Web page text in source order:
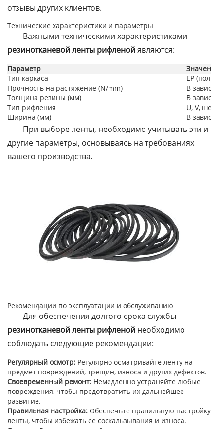
отзывы других клиентов.
Технические характеристики и параметры
Важными техническими характеристиками
резинотканевой ленты рифленойявляются:
Параметр
Тип каркаса
EP
Прочность на растяжение (N/mm)
В
Толщина резины (мм)
В
Тип рифления
U, V,
Ширина (мм)
В
При выборе ленты, необходимо учитывать эти и
другие параметры, основываясь на требованиях
вашего производства.
Рекомендации по эксплуатации и обслуживанию
Для обеспечения долгого срока службы
резинотканевой ленты рифленой необходимо
соблюдать следующие рекомендации:
Регулярный осмотр: Регулярно осматривайте ленту на
предмет повреждений, трещин, износа и других дефектов.
Своевременный ремонт: Немедленно устраняйте любые
повреждения, чтобы предотвратить их дальнейшее
развитие.
Правильная настройка: Обеспечьте правильную настройку
ленты, чтобы избежать ее соскальзывания и износа.